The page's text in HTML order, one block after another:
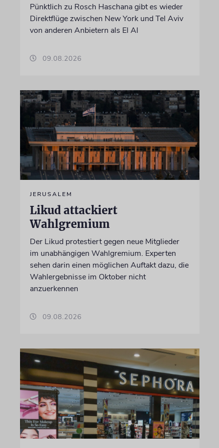
Pünktlich zu Rosch Haschana gibt es wieder
Direktflüge zwischen New York und Tel Aviv
von anderen Anbietern als El Al
09.08.2026
JERUSALEM
Likud attackiert
Wahlgremium
Der Likud protestiert gegen neue Mitglieder
im unabhängigen Wahlgremium. Experten
sehen darin einen möglichen Auftakt dazu, die
Wahlergebnisse im Oktober nicht
anzuerkennen
09.08.2026